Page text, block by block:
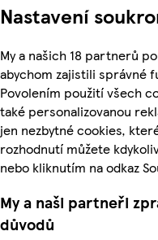
Nastavení
My a našich 18 partnerů
abychom zajistili správné
Povolením použití všech
také personalizovanou
jen nezbytné cookies,
rozhodnutí můžete
nebo kliknutím na odkaz
My a naši partneři
důvodů